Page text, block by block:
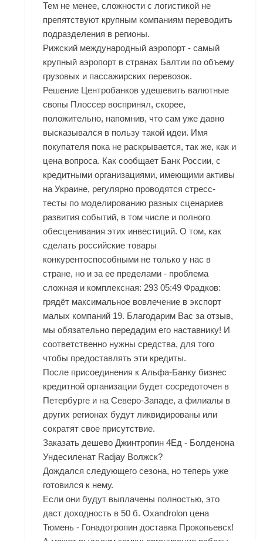
Тем не менее, сложности с логистикой не
препятствуют крупным компаниям переводить
подразделения в регионы.
Рижский международный аэропорт - самый
крупный аэропорт в странах Балтии по объему
грузовых и пассажирских перевозок.
Решение Центробанков удешевить валютные
свопы Плоссер воспринял, скорее,
положительно, напомнив, что сам уже давно
высказывался в пользу такой идеи. Имя
покупателя пока не раскрывается, так же, как и
цена вопроса. Как сообщает Банк России, с
кредитными организациями, имеющими активы
на Украине, регулярно проводятся стресс-
тесты по моделированию разных сценариев
развития событий, в том числе и полного
обесценивания этих инвестиций. О том, как
сделать российские товары
конкурентоспособными не только у нас в
стране, но и за ее пределами - проблема
сложная и комплексная: 293 05:49 Фрадков:
грядёт максимальное вовлечение в экспорт
малых компаний 19. Благодарим Вас за отзыв,
мы обязательно передадим его наставнику! И
соответственно нужны средства, для того
чтобы предоставлять эти кредиты.
После присоединения к Альфа-Банку бизнес
кредитной организации будет сосредоточен в
Петербурге и на Северо-Западе, а филиалы в
других регионах будут ликвидированы или
сократят свое присутствие.
Заказать дешево Джинтропин 4Ед - Болденона
Ундесиленат Radjay Волжск?
Дождался следующего сезона, но теперь уже
готовился к нему.
Если они будут выплачены полностью, это
даст доходность в 50 б. Oxandrolon цена
Тюмень - Гонадотропин доставка Прокопьевск!